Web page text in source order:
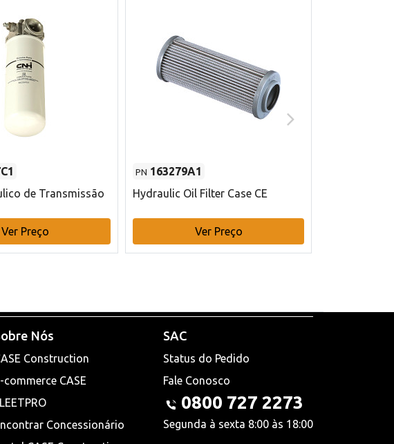
de Transmissão
Ver Preço
PN 163279A1
Hydraulic Oil Filter Case CE
Ver Preço
Nós
Construction
commerce CASE
Concessionário
SAC
Status do Pedido
Fale Conosco
0800 727 2273
Segunda à sexta 8:00 às 18:00